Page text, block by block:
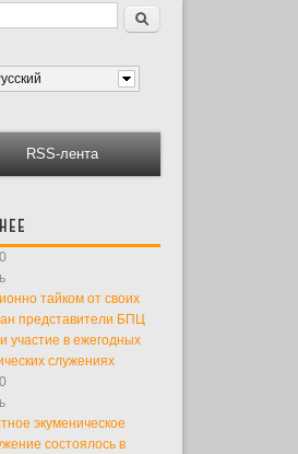
поиска
Поиск
RSS-лента
тайком от своих
представители БПЦ
участие в ежегодных
служениях
экуменическое
состоялось в